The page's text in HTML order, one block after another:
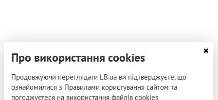
Про використання cookies
Продовжуючи переглядати LB.ua ви підтверджуєте, що
ознайомилися з Правилами користування сайтом та
погоджуєтеся на використання файлів cookies